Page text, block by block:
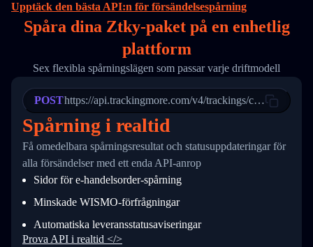
16
17
21
22
23
24
25
27
28
29
31
33
34
        "itemTimeLength": 2,
        "weblink": "",
        "phone": null,
        "trackinfo": [
          {
            "Date": "2017-03-08 04: 22: 00",
"StatusDescription": "Departed
"Details": "Departed Facility
          },
          {
            "Date": "2017-03-06 15:28:00",
"StatusDescription": "Shipment
"Details": "BEIJING-
          }
      }
  }
}
Upptäck den bästa API:n för försändelsespårning
Spåra dina Ztky-paket på en enhetlig
plattform
Sex flexibla spårningslägen som passar varje driftmodell
POSThttps://api.trackingmore.com/v4/trackings/create
Spårning i realtid
Få omedelbara spårningsresultat och statusuppdateringar för
alla försändelser med ett enda API-anrop
Sidor för e-handelsorder-spårning
Minskade WISMO-förfrågningar
Automatiska leveransstatusaviseringar
Prova API i realtid </>